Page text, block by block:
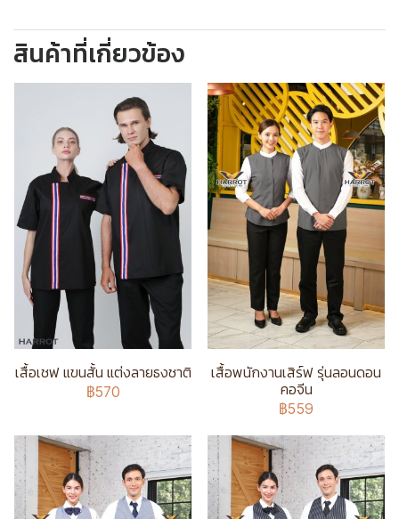
สินค้าที่เกี่ยวข้อง
เสื้อเชฟ แขนสั้น แต่งลายธงชาติ
฿570
เสื้อพนักงานเสิร์ฟ รุ่นลอนดอน
คอจีน
฿559